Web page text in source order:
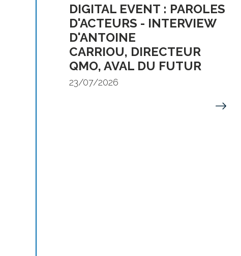
DIGITAL EVENT : PAROLES
D'ACTEURS - INTERVIEW
D'ANTOINE
CARRIOU, DIRECTEUR
QMO, AVAL DU FUTUR
23/07/2026